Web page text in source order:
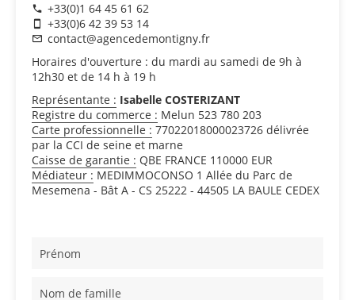
+33(0)1 64 45 61 62
+33(0)6 42 39 53 14
contact@agencedemontigny.fr
Horaires d'ouverture : du mardi au samedi de 9h à
12h30 et de 14 h à 19 h
Représentante : Isabelle COSTERIZANT
Registre du commerce : Melun 523 780 203
Carte professionnelle : 77022018000023726 délivrée
par la CCI de seine et marne
Caisse de garantie : QBE FRANCE 110000 EUR
Médiateur : MEDIMMOCONSO 1 Allée du Parc de
Mesemena - Bât A - CS 25222 - 44505 LA BAULE CEDEX